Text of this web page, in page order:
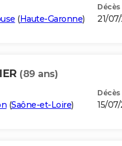
(Haute-Garonne)
Décès
21/
(89 ans)
(Saône-et-Loire)
Décès
15/